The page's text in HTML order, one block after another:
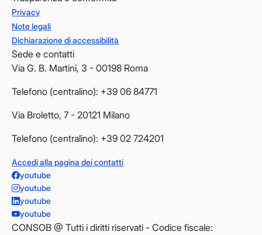
Privacy
Note legali
Dichiarazione di accessibilità
Sede e contatti
Via G. B. Martini, 3 - 00198 Roma
Telefono (centralino): +39 06 84771
Via Broletto, 7 - 20121 Milano
Telefono (centralino): +39 02 724201
Accedi alla pagina dei contatti
youtube
youtube
youtube
youtube
CONSOB @ Tutti i diritti riservati - Codice fiscale: